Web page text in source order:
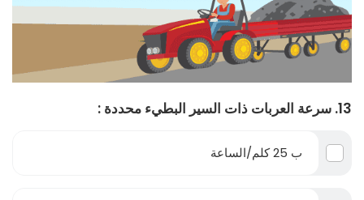
13. سرعة العربات ذات السير البطيء محددة :
ب 25 كلم/الساعة